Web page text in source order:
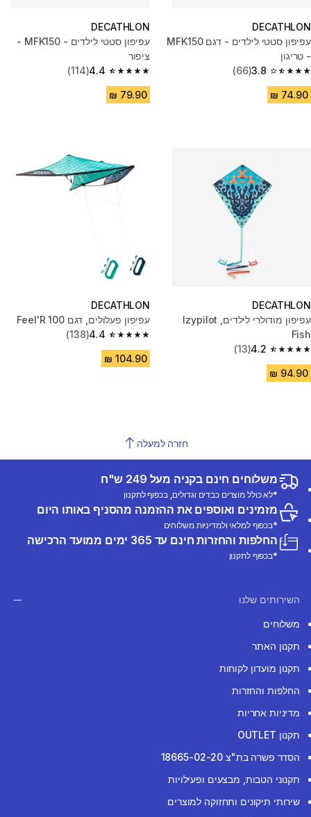
DECATHLON
עפיפון סטטי לילדים - דגם MFK150
- טריגון
3.8
3.8 out of 5 stars from 66 reviews
(66)
DECATHLON
עפיפון סטטי לילדים - MFK150 -
ציפור
4.4
4.4 out of 5 stars from 114 reviews
(114)
DECATHLON
עפיפון מודולרי לילדים, Izypilot
Fish
4.2
4.2 out of 5 stars from 13 reviews
(13)
DECATHLON
עפיפון פעלולים, דגם Feel'R 100
4.4
4.4 out of 5 stars from 138 reviews
(138)
חזרה למעלה
משלוחים חינם בקניה מעל 249 ש"ח
*לא כולל מוצרים כבדים וגדולים, בכפוף לתקנון
מזמינים ואוספים את ההזמנה מהסניף באותו היום
*בכפוף למלאי ולמדיניות משלוחים
החלפות והחזרות חינם עד 365 ימים ממועד הרכישה
*בכפוף לתקנון
השירותים שלנו
משלוחים
תקנון האתר
תקנון מועדון לקוחות
החלפות והחזרות
מדיניות אחריות
תקנון OUTLET
הסדר פשרה בת"צ 18665-02-20
תקנוני הטבות, מבצעים ופעילויות
שירותי תיקונים ותחזוקה למוצרים